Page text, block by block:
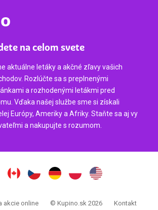
na celom svete
aktuálne letáky a akčné zľavy vašich
Rozlúčte sa s preplnenými
a rozhodenými letákmi pred
Vďaka našej službe sme si získali
Európy, Ameriky a Afriky. Staňte sa aj vy
a nakupujte s rozumom.
akcie online © Kupino.sk 2026 Kontakt